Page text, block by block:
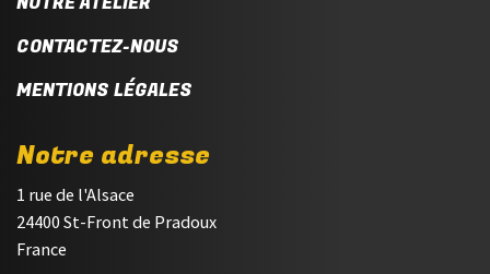
CONTACTEZ-NOUS
MENTIONS LÉGALES
Notre adresse
1 rue de l'Alsace
24400 St-Front de Pradoux
France